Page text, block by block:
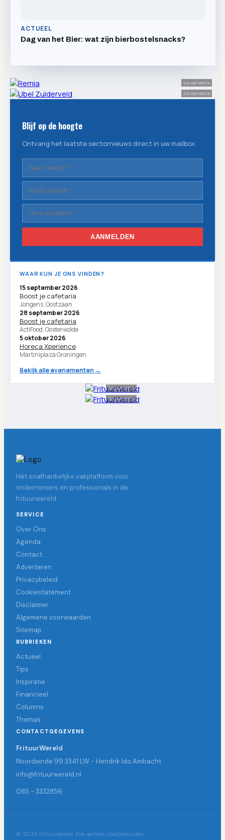
ACTUEEL
Dag van het Bier: wat zijn bierbostelsnacks?
Advertentie
Advertentie
Blijf op de hoogte
Ontvang het laatste sectornieuws direct in uw mailbox.
AANMELDEN
WAAR KUN JE ONS VINDEN?
15 september 2026
Boost je cafetaria
Jongens, Oostzaan
28 september 2026
Boost je cafetaria
ActiFood, Oosterwolde
5 oktober 2026
Horeca Xperience
Martiniplaza Groningen
Bekijk alle evenementen →
Advertentie
Advertentie
Hét onafhankelijke vakplatform voor
ondernemers en professionals in de
frituurwereld.
SERVICE
Over Ons
Agenda
Contact
Adverteren
Privacybeleid
Cookiestatement
Disclaimer
Algemene voorwaarden
Sitemap
RUBRIEKEN
Actueel
Tips
Inspiratie
Financieel
Columns
Themas
CONTACTGEGEVENS
FrituurWereld
Noordeinde 99 3341 LW - Hendrik Ido Ambacht
info@frituurwereld.nl
085 - 3332856
© 2026 Frituurwereld. Alle rechten voorbehouden.